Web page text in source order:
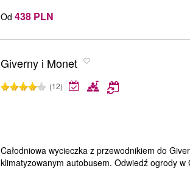
Od 438 PLN
Giverny i Monet
(12)
Całodniowa wycieczka z przewodnikiem do
klimatyzowanym autobusem. Odwiedź ogrody